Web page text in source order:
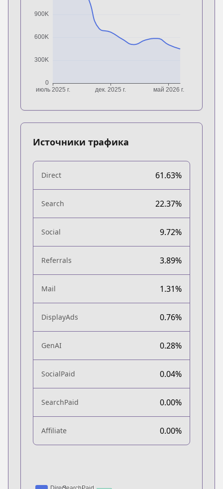
Источники трафика
Direct 61.63%
Search 22.37%
Social 9.72%
Referrals 3.89%
Mail 1.31%
DisplayAds 0.76%
GenAI 0.28%
SocialPaid 0.04%
SearchPaid 0.00%
Affiliate 0.00%